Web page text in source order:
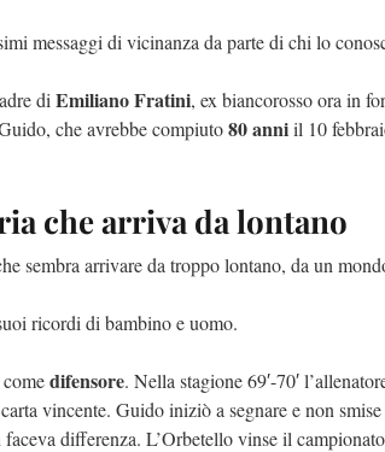
messaggi di vicinanza da parte di chi lo
di Emiliano Fratini, ex biancorosso ora in
che avrebbe compiuto80 anniil 10
che arriva da lontano
sembra arrivare da troppo lontano, da un
ricordi di bambino e uomo.
comedifensore. Nella stagione 69′-70′
vincente. Guido iniziò a segnare e non
differenza. L’Orbetello vinse il